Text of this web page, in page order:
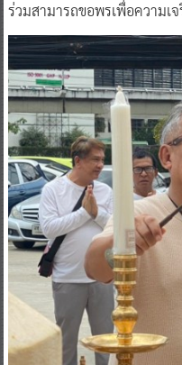
ร่วมสามารถขอพรเพื่อความเ